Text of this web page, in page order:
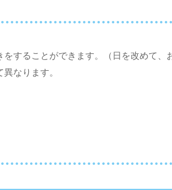
することができます。（日を改めて、
なります。